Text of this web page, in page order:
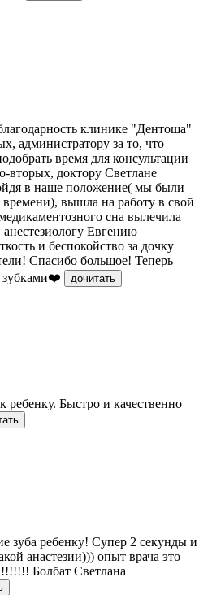
клинике "Дентоша"
администратору за то, что
время для консультации
вторых, доктору Светлане
в наше положение( мы были
вышла на работу в свой
сна вылечила
Евгению
и беспокойство за дочку
Спасибо большое! Теперь
зубками❤️
дочитать
ребенку. Быстро и качественно
зуба ребенку! Супер 2 секунды и
анастезии))) опыт врача это
Болбат Светлана